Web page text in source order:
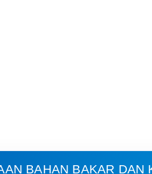
BAHAN BAKAR